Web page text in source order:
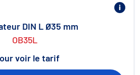
DIN L Ø35 mm
OB35L
voir le tarif